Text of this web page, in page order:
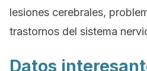
lesiones cerebrales,
trastornos del sistema
Datos